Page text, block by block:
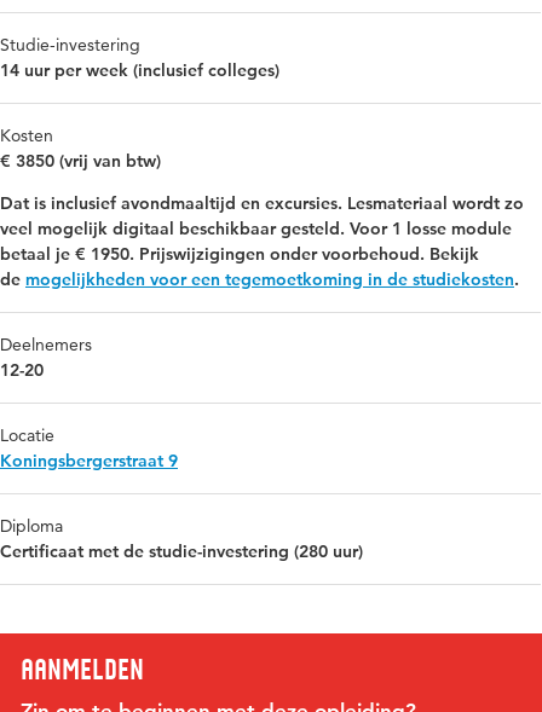
Studie-investering
14 uur per week (inclusief colleges)
Kosten
€ 3850 (vrij van btw)
Dat is inclusief avondmaaltijd en excursies. Lesmateriaal wordt zo
veel mogelijk digitaal beschikbaar gesteld. Voor 1 losse module
betaal je € 1950. Prijswijzigingen onder voorbehoud. Bekijk
de mogelijkheden voor een tegemoetkoming in de studiekosten.
Deelnemers
12-20
Locatie
Koningsbergerstraat 9
Diploma
Certificaat met de studie-investering (280 uur)
Aanmelden